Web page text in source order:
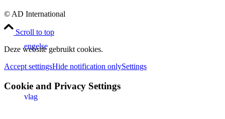
© AD International
Scroll to top
Deze website gebruikt cookies.
Accept settingsHide notification onlySettings
Cookie and Privacy Settings